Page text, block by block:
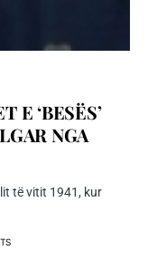
E ‘BESËS’
NGA
të vitit 1941, kur